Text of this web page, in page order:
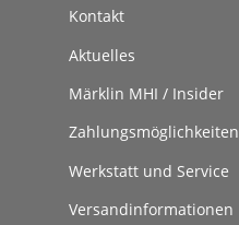
Kontakt
Aktuelles
Märklin MHI / Insider
Zahlungsmöglichkeiten
Werkstatt und Service
Versandinformationen